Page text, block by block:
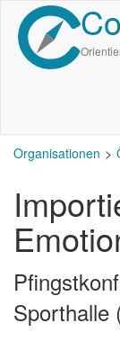
Direkt
zum
Inhalt
Organisationen
Sporthalle